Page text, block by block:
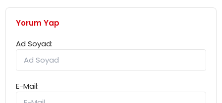
Yorum Yap
Ad Soyad:
E-Mail: